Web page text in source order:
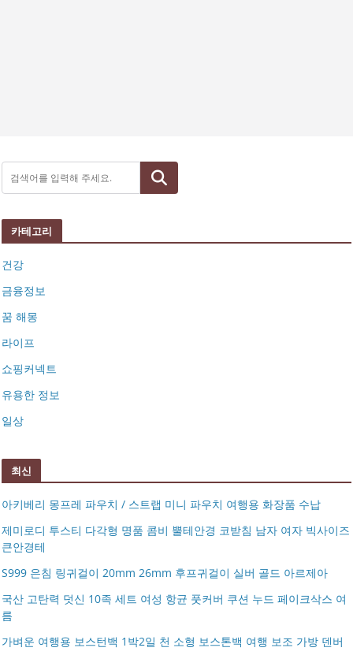
검색
카테고리
건강
금융정보
꿈 해몽
라이프
쇼핑커넥트
유용한 정보
일상
최신
아키베리 몽프레 파우치 / 스트랩 미니 파우치 여행용 화장품 수납
제미로디 투스티 다각형 명품 콤비 뿔테안경 코받침 남자 여자 빅사이즈
큰안경테
S999 은침 링귀걸이 20mm 26mm 후프귀걸이 실버 골드 아르제아
국산 고탄력 덧신 10족 세트 여성 항균 풋커버 쿠션 누드 페이크삭스 여
름
가벼운 여행용 보스턴백 1박2일 천 소형 보스톤백 여행 보조 가방 덴버
아키베리 몽프레 파우치 / 스트랩 미니 파우치 여행용 화장
품 수납
제미로디 투스티 다각형 명품 콤비 뿔테안경 코받침 남자